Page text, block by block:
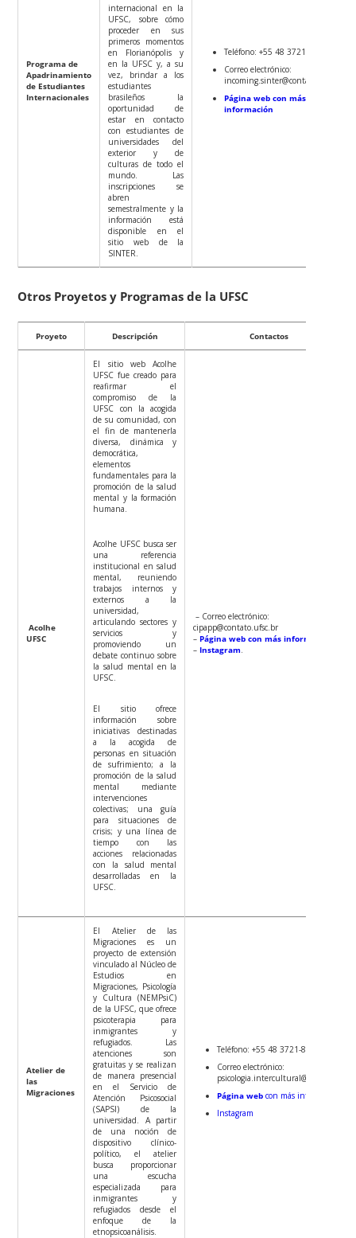
Programa de
Apadrinamiento
de Estudiantes
Internacionales
internacional en la
UFSC, sobre cómo
proceder en sus
primeros momentos
en Florianópolis y
en la UFSC y, a su
vez, brindar a los
estudiantes
brasileños la
oportunidad de
estar en contacto
con estudiantes de
universidades del
exterior y de
culturas de todo el
mundo. Las
inscripciones se
abren
semestralmente y la
información está
disponible en el
sitio web de la
SINTER.
Teléfono: +55 48 3721-6200
Correo electrónico:
incoming.sinter@contato.ufsc.br
Página web con más
información
Otros Proyetos y Programas de la UFSC
Proyeto Descripción Contactos
Acolhe
UFSC
El sitio web Acolhe
UFSC fue creado para
reafirmar el
compromiso de la
UFSC con la acogida
de su comunidad, con
el fin de mantenerla
diversa, dinámica y
democrática,
elementos
fundamentales para la
promoción de la salud
mental y la formación
humana.
Acolhe UFSC busca ser
una referencia
institucional en salud
mental, reuniendo
trabajos internos y
externos a la
universidad,
articulando sectores y
servicios y
promoviendo un
debate continuo sobre
la salud mental en la
UFSC.
El sitio ofrece
información sobre
iniciativas destinadas
a la acogida de
personas en situación
de sufrimiento; a la
promoción de la salud
mental mediante
intervenciones
colectivas; una guía
para situaciones de
crisis; y una línea de
tiempo con las
acciones relacionadas
con la salud mental
desarrolladas en la
UFSC.
– Correo electrónico:
cipapp@contato.ufsc.br
–Página web con más información
–Instagram
Atelier de
las
Migraciones
El Atelier de las
Migraciones es un
proyecto de extensión
vinculado al Núcleo de
Estudios en
Migraciones, Psicología
y Cultura (NEMPsiC)
de la UFSC, que ofrece
psicoterapia para
inmigrantes y
refugiados. Las
atenciones son
gratuitas y se realizan
de manera presencial
en el Servicio de
Atención Psicosocial
(SAPSI) de la
universidad. A partir
de una noción de
dispositivo clínico-
político, el atelier
busca proporcionar
una escucha
especializada para
inmigrantes y
refugiados desde el
enfoque de la
etnopsicoanálisis.
Teléfono: +55 48 3721-8571
Correo electrónico:
psicologia.intercultural@gmail.com
Página web con más información
Instagram